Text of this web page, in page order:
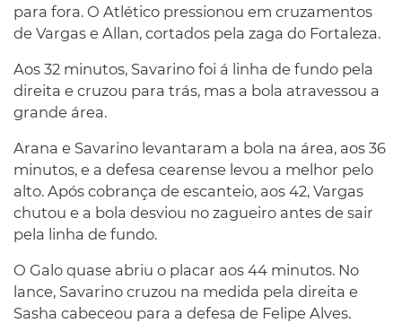
para fora. O Atlético pressionou em cruzamentos
de Vargas e Allan, cortados pela zaga do Fortaleza.
Aos 32 minutos, Savarino foi á linha de fundo pela
direita e cruzou para trás, mas a bola atravessou a
grande área.
Arana e Savarino levantaram a bola na área, aos 36
minutos, e a defesa cearense levou a melhor pelo
alto. Após cobrança de escanteio, aos 42, Vargas
chutou e a bola desviou no zagueiro antes de sair
pela linha de fundo.
O Galo quase abriu o placar aos 44 minutos. No
lance, Savarino cruzou na medida pela direita e
Sasha cabeceou para a defesa de Felipe Alves.